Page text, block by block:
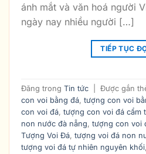
ánh mắt và văn hoá người
ngày nay nhiều người […]
TIẾP TỤC
Đăng trong Tin tức Được gắn
con voi bằng đá, tượng con voi
con voi đá, tượng con voi đá cẩm
non nước đà nẵng, tượng con voi
Tượng Voi Đá, tượng voi đá non
tượng voi đá tự nhiên nguyên khối,